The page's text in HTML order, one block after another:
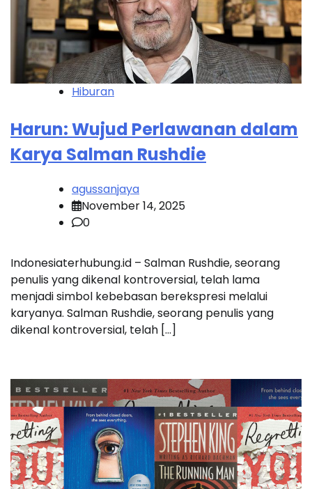
Hiburan
Harun: Wujud Perlawanan dalam
Karya Salman Rushdie
agussanjaya
November 14, 2025
0
Indonesiaterhubung.id – Salman Rushdie, seorang
penulis yang dikenal kontroversial, telah lama
menjadi simbol kebebasan berekspresi melalui
karyanya. Salman Rushdie, seorang penulis yang
dikenal kontroversial, telah […]